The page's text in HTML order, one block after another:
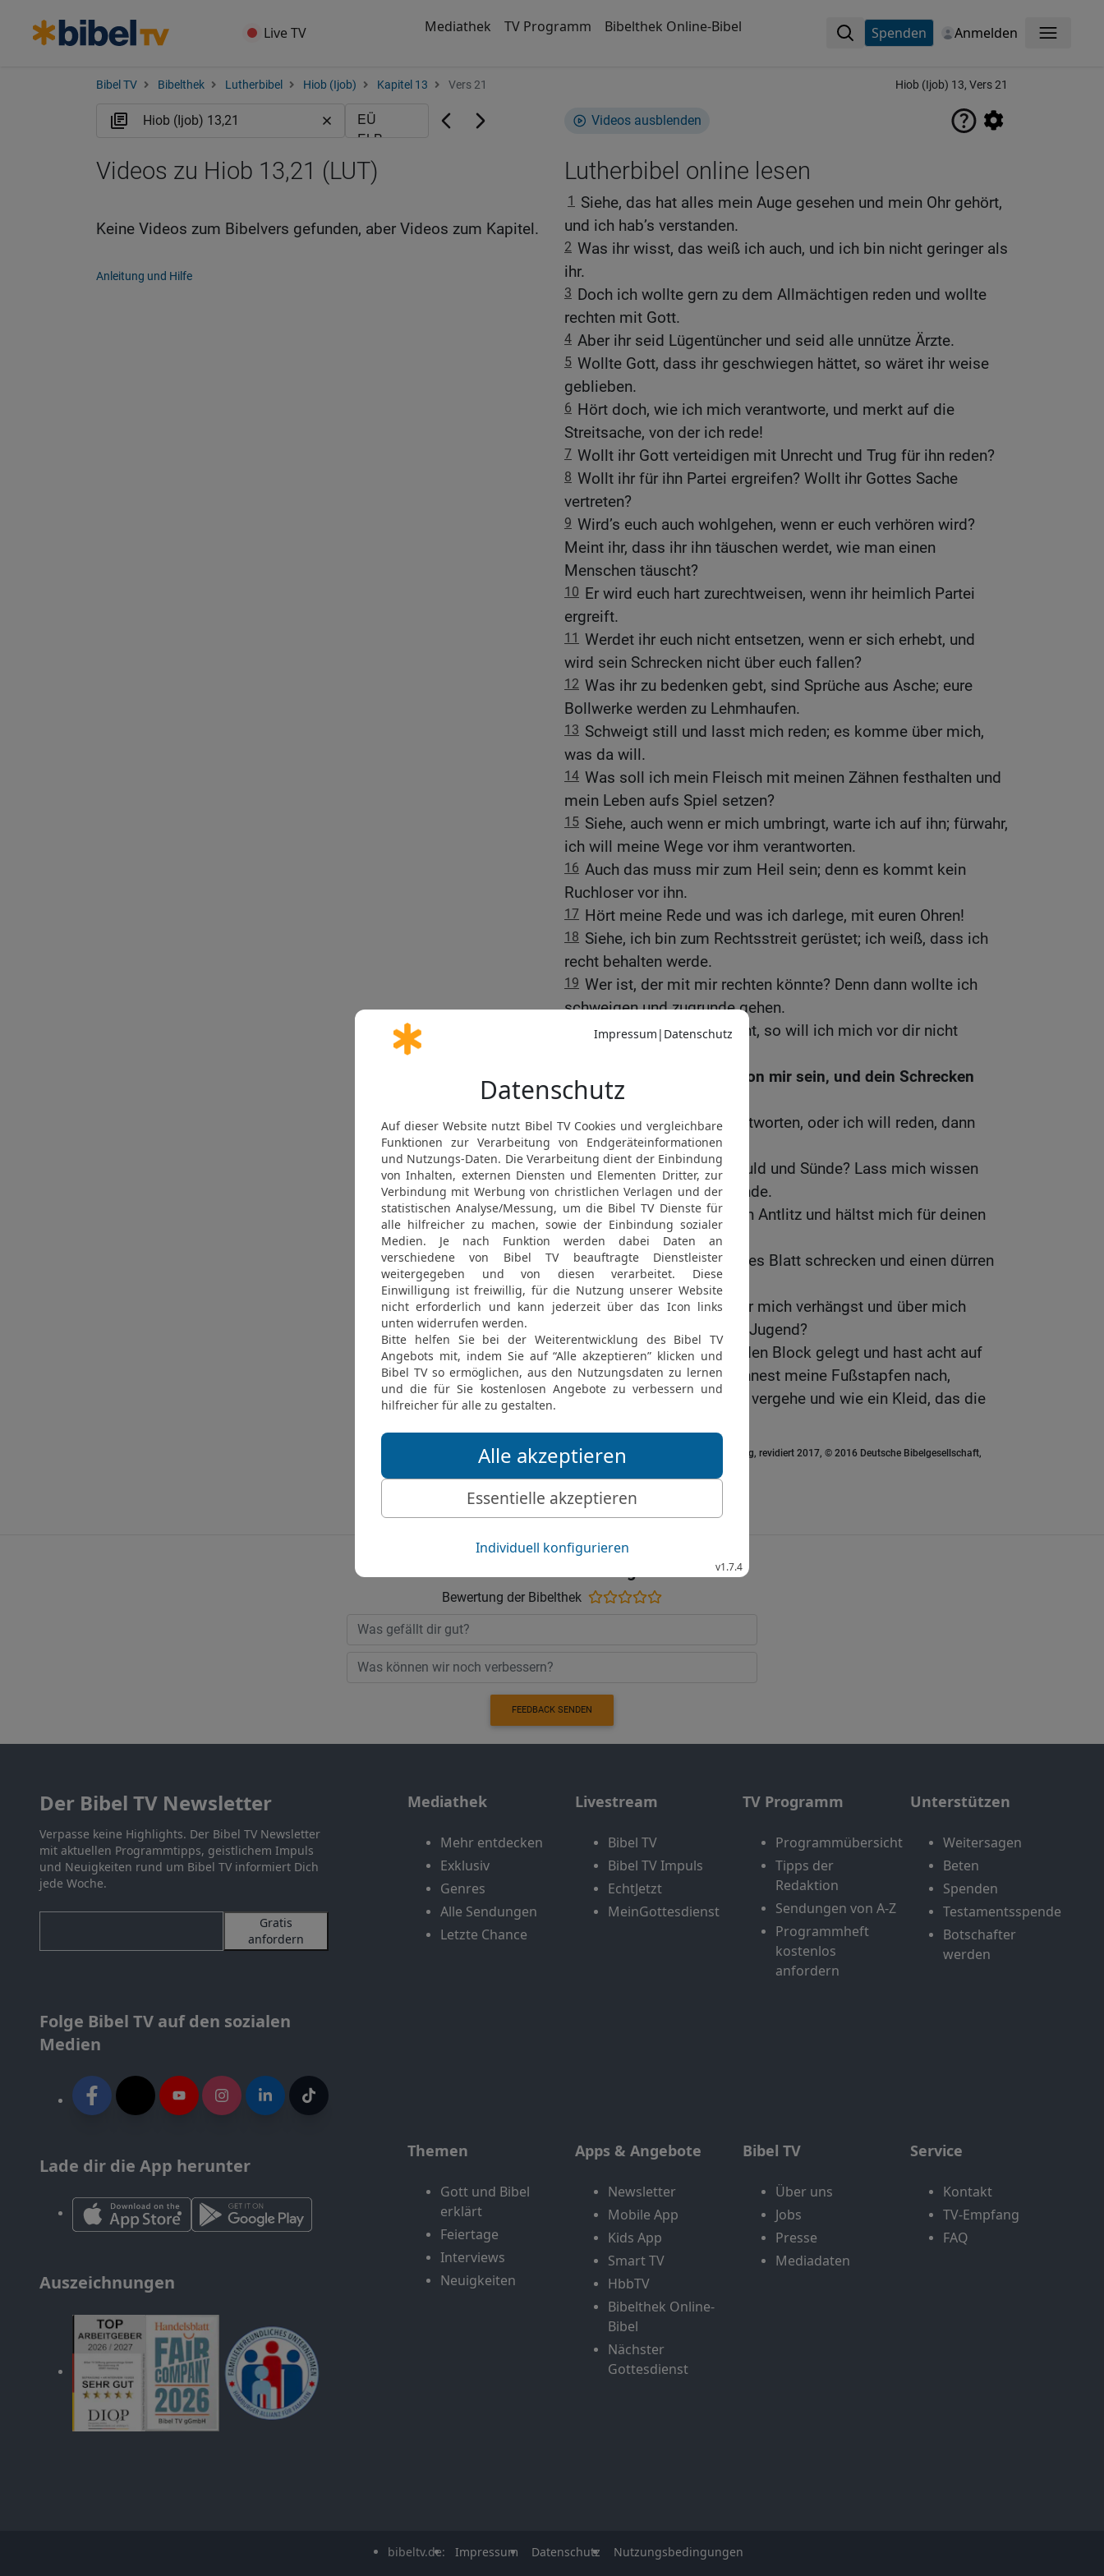
Live TV Mediathek TV Programm Bibelthek Online-Bibel Spenden Anmelden Menü
Bibel TV Bibelthek Lutherbibel Hiob (Ijob) Kapitel 13 Vers 21 Hiob (Ijob) 13, Vers 21
Videos ausblenden
Lutherbibel online lesen
1 Siehe, das hat alles mein Auge gesehen und mein Ohr gehört,
und ich hab’s verstanden.
2 Was ihr wisst, das weiß ich auch, und ich bin nicht geringer als
ihr.
3 Doch ich wollte gern zu dem Allmächtigen reden und wollte
rechten mit Gott.
4 Aber ihr seid Lügentüncher und seid alle unnütze Ärzte.
5 Wollte Gott, dass ihr geschwiegen hättet, so wäret ihr weise
geblieben.
6 Hört doch, wie ich mich verantworte, und merkt auf die
Streitsache, von der ich rede!
7 Wollt ihr Gott verteidigen mit Unrecht und Trug für ihn reden?
8 Wollt ihr für ihn Partei ergreifen? Wollt ihr Gottes Sache
vertreten?
9 Wird’s euch auch wohlgehen, wenn er euch verhören wird?
Meint ihr, dass ihr ihn täuschen werdet, wie man einen
Menschen täuscht?
10 Er wird euch hart zurechtweisen, wenn ihr heimlich Partei
ergreift.
11 Werdet ihr euch nicht entsetzen, wenn er sich erhebt, und
wird sein Schrecken nicht über euch fallen?
12 Was ihr zu bedenken gebt, sind Sprüche aus Asche; eure
Bollwerke werden zu Lehmhaufen.
13 Schweigt still und lasst mich reden; es komme über mich,
was da will.
14 Was soll ich mein Fleisch mit meinen Zähnen festhalten und
mein Leben aufs Spiel setzen?
15 Siehe, auch wenn er mich umbringt, warte ich auf ihn; fürwahr,
ich will meine Wege vor ihm verantworten.
16 Auch das muss mir zum Heil sein; denn es kommt kein
Ruchloser vor ihn.
17 Hört meine Rede und was ich darlege, mit euren Ohren!
18 Siehe, ich bin zum Rechtsstreit gerüstet; ich weiß, dass ich
recht behalten werde.
19 Wer ist, der mit mir rechten könnte? Denn dann wollte ich
schweigen und zugrunde gehen.
Nur zweierlei tu mir nicht, so will ich mich vor dir nicht
Lass deine Hand fern von mir sein, und dein Schrecken
erschrecke mich nicht;
22 dann rufe, ich will dir antworten, oder ich will reden, dann
antworte du mir!
23 Wie groß ist meine Schuld und Sünde? Lass mich wissen
meine Übertretung und Sünde.
24 Warum verbirgst du dein Antlitz und hältst mich für deinen
Feind?
25 Willst du ein verwehendes Blatt schrecken und einen dürren
Halm verfolgen,
26 dass du so Bitteres über mich verhängst und über mich
bringst die Sünden meiner Jugend?
27 Du hast meinen Fuß in den Block gelegt und hast acht auf
alle meine Pfade und zeichnest meine Fußstapfen nach,
28 der ich doch wie Moder vergehe und wie ein Kleid, das die
Die Bibel nach Martin Luthers Übersetzung, revidiert 2017, © 2016 Deutsche Bibelgesellschaft,
Videos zu Hiob 13,21 (LUT)
Keine Videos zum Bibelvers gefunden, aber Videos zum Kapitel.
Anleitung und Hilfe
Bewertung der Bibelthek
FEEDBACK SENDEN
Der Bibel TV Newsletter
Verpasse keine Highlights. Der Bibel TV Newsletter
mit aktuellen Programmtipps, geistlichem Impuls
und Neuigkeiten rund um Bibel TV informiert Dich
jede Woche.
Gratis
anfordern
Folge Bibel TV auf den sozialen
Medien
Lade dir die App herunter
Auszeichnungen
Mediathek
Mehr entdecken
Exklusiv
Genres
Alle Sendungen
Letzte Chance
Livestream
Bibel TV
Bibel TV Impuls
EchtJetzt
MeinGottesdienst
TV Programm
Programmübersicht
Tipps der
Redaktion
Sendungen von A-Z
Programmheft
kostenlos
anfordern
Unterstützen
Weitersagen
Beten
Spenden
Testamentsspende
Botschafter
werden
Themen
Gott und Bibel
erklärt
Feiertage
Interviews
Neuigkeiten
Apps & Angebote
Newsletter
Mobile App
Kids App
Smart TV
HbbTV
Bibelthek Online-
Bibel
Nächster
Gottesdienst
Bibel TV
Über uns
Jobs
Presse
Mediadaten
Service
Kontakt
TV-Empfang
FAQ
bibeltv.de: Impressum Datenschutz Nutzungsbedingungen